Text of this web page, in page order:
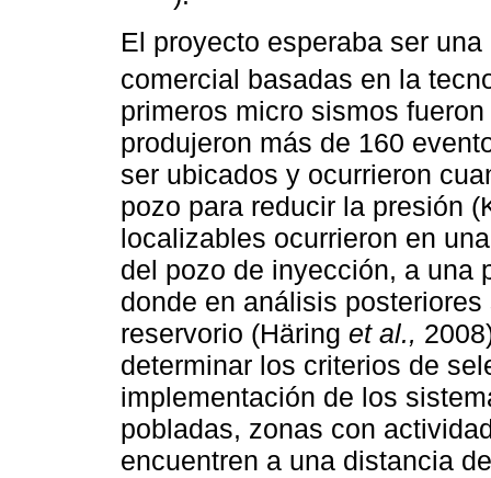
El proyecto esperaba ser
comercial basadas en la
primeros micro sismos
produjeron más de 160
ser ubicados y ocurrieron
pozo para reducir la presión
localizables ocurrieron en
del pozo de inyección, a una
donde en análisis
reservorio (Häring et al.,
determinar los criterios de
implementación de los
pobladas, zonas con
encuentren a una distancia